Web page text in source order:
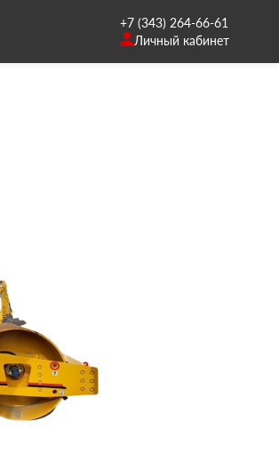
+7 (343) 264-66-61
Личный кабинет